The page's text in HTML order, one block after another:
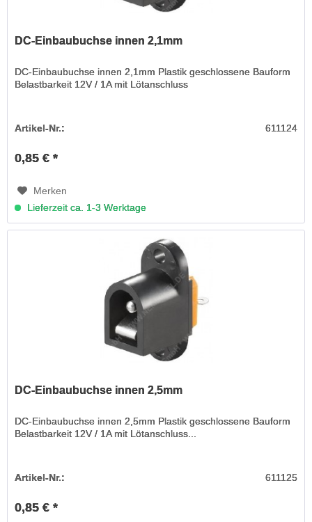
DC-Einbaubuchse innen 2,1mm
DC-Einbaubuchse innen 2,1mm Plastik geschlossene Bauform
Belastbarkeit 12V / 1A mit Lötanschluss
Artikel-Nr.: 611124
0,85 € *
Merken
Lieferzeit ca. 1-3 Werktage
DC-Einbaubuchse innen 2,5mm
DC-Einbaubuchse innen 2,5mm Plastik geschlossene Bauform
Belastbarkeit 12V / 1A mit Lötanschluss...
Artikel-Nr.: 611125
0,85 € *